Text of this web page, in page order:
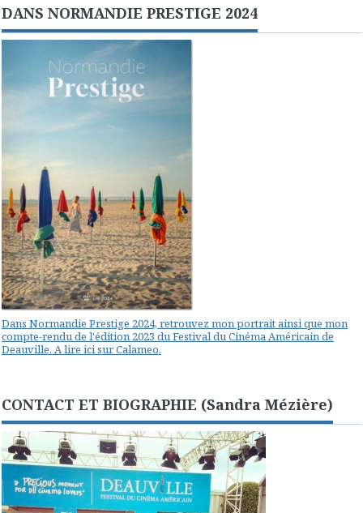
DANS NORMANDIE PRESTIGE 2024
Dans Normandie Prestige 2024, retrouvez mon portrait ainsi que mon
compte-rendu de l'édition 2023 du Festival du Cinéma Américain de
Deauville. A lire ici sur Calameo.
CONTACT ET BIOGRAPHIE (Sandra Mézière)